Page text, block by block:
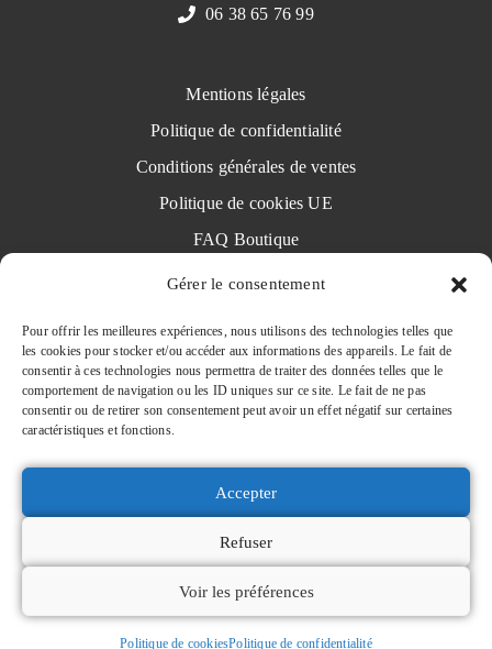
Gérer le consentement
Pour offrir les meilleures expériences, nous utilisons des technologies telles que
les cookies pour stocker et/ou accéder aux informations des appareils. Le fait de
consentir à ces technologies nous permettra de traiter des données telles que le
comportement de navigation ou les ID uniques sur ce site. Le fait de ne pas
consentir ou de retirer son consentement peut avoir un effet négatif sur certaines
caractéristiques et fonctions.
Accepter
Refuser
Voir les préférences
Politique de cookiesPolitique de confidentialité
06 38 65 76 99
Mentions légales
Politique de confidentialité
Conditions générales de ventes
Politique de cookies UE
FAQ Boutique
Avis clients
Restons connectés !
© 2025 Fanny Bompas – Tous droits réservés/All